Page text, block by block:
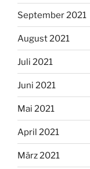
September 2021
August 2021
Juli 2021
Juni 2021
Mai 2021
April 2021
März 2021